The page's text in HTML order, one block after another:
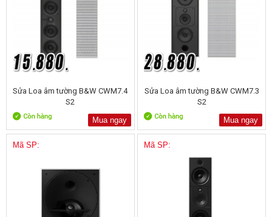
Sửa Loa âm tường B&W CWM7.4
S2
Mua ngay
Sửa Loa âm tường B&W CWM7.3
S2
Mua ngay
Mã SP: Mã SP: